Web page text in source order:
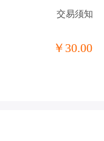
交易须知
￥30.00